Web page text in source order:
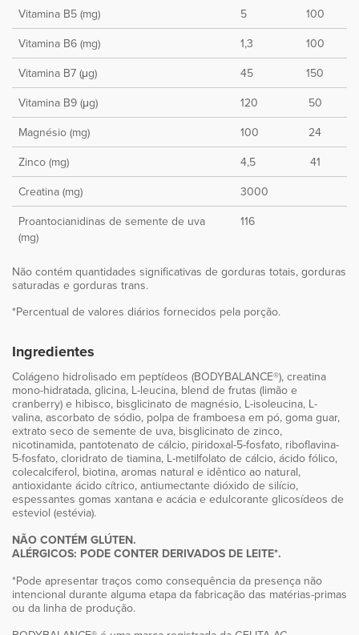
Vitamina B5 (mg)
5
100
Vitamina B6 (mg)
1,3
100
Vitamina B7 (μg)
45
150
Vitamina B9 (μg)
120
50
Magnésio (mg)
100
24
Zinco (mg)
4,5
41
Creatina (mg)
3000
Proantocianidinas de semente de uva
(mg)
116
Não contém quantidades significativas de gorduras totais, gorduras
saturadas e gorduras trans.
*Percentual de valores diários fornecidos pela porção.
Ingredientes
Colágeno hidrolisado em peptídeos (BODYBALANCE®), creatina
mono-hidratada, glicina, L-leucina, blend de frutas (limão e
cranberry) e hibisco, bisglicinato de magnésio, L-isoleucina, L-
valina, ascorbato de sódio, polpa de framboesa em pó, goma guar,
extrato seco de semente de uva, bisglicinato de zinco,
nicotinamida, pantotenato de cálcio, piridoxal-5-fosfato, riboflavina-
5-fosfato, cloridrato de tiamina, L-metilfolato de cálcio, ácido fólico,
colecalciferol, biotina, aromas natural e idêntico ao natural,
antioxidante ácido cítrico, antiumectante dióxido de silício,
espessantes gomas xantana e acácia e edulcorante glicosídeos de
esteviol (estévia).
NÃO CONTÉM GLÚTEN.
ALÉRGICOS: PODE CONTER DERIVADOS DE LEITE*.
*Pode apresentar traços como consequência da presença não
intencional durante alguma etapa da fabricação das matérias-primas
ou da linha de produção.